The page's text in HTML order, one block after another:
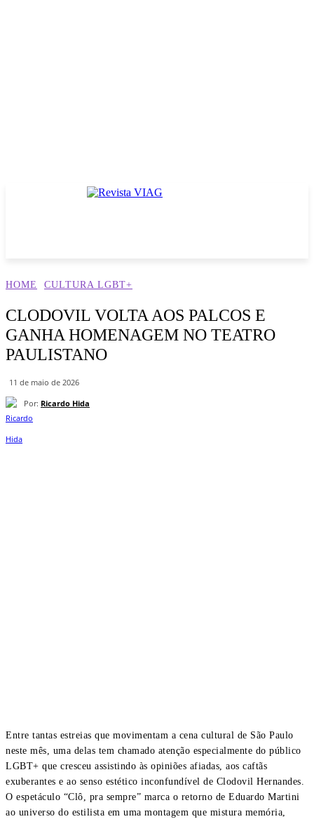
HOME CULTURA LGBT+
CLODOVIL VOLTA AOS PALCOS E
GANHA HOMENAGEM NO TEATRO
PAULISTANO
11 de maio de 2026
Por: Ricardo Hida
Entre tantas estreias que movimentam a cena cultural de São Paulo
neste mês, uma delas tem chamado atenção especialmente do público
LGBT+ que cresceu assistindo às opiniões afiadas, aos caftãs
exuberantes e ao senso estético inconfundível de Clodovil Hernandes.
O espetáculo “Clô, pra sempre” marca o retorno de Eduardo Martini
ao universo do estilista em uma montagem que mistura memória,